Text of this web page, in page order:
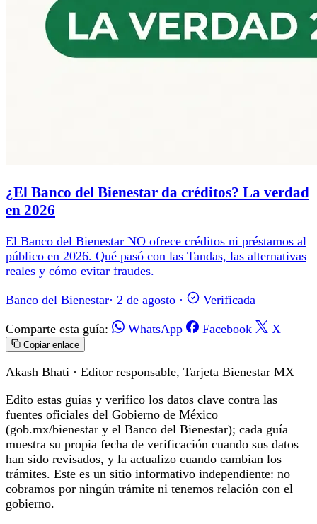
¿El Banco del Bienestar da créditos? La verdad
en 2026
El Banco del Bienestar NO ofrece créditos ni préstamos al
público en 2026. Qué pasó con las Tandas, las alternativas
reales y cómo evitar fraudes.
Banco del Bienestar· 2 de agosto · Verificada
Comparte esta guía: WhatsApp Facebook X
Copiar enlace
Akash Bhati · Editor responsable, Tarjeta Bienestar MX
Edito estas guías y verifico los datos clave contra las
fuentes oficiales del Gobierno de México
(gob.mx/bienestar y el Banco del Bienestar); cada guía
muestra su propia fecha de verificación cuando sus datos
han sido revisados, y la actualizo cuando cambian los
trámites. Este es un sitio informativo independiente: no
cobramos por ningún trámite ni tenemos relación con el
gobierno.